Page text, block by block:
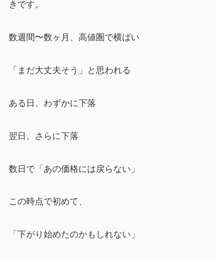
きです。
数週間〜数ヶ月、高値圏で横ばい
「まだ大丈夫そう」と思われる
ある日、わずかに下落
翌日、さらに下落
数日で「あの価格には戻らない」
この時点で初めて、
「下がり始めたのかもしれない」